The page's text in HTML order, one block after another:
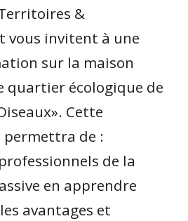
&
vous invitent à une
sur la maison
quartier écologique de
Cette
permettra de :
de la
en apprendre
avantages et